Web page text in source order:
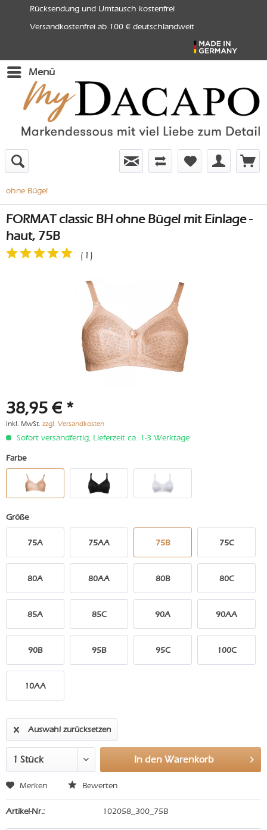
Rücksendung und Umtausch kostenfrei
Versandkostenfrei ab 100 € deutschlandweit
Menü
ohne Bügel
FORMAT classic BH ohne Bügel mit Einlage -
haut, 75B
( 1 )
38,95 € *
inkl. MwSt. zzgl. Versandkosten
Sofort versandfertig, Lieferzeit ca. 1-3 Werktage
Farbe
Größe
75A 75AA 75B 75C
80A 80AA 80B 80C
85A 85C 90A 90AA
90B 95B 95C 100C
10AA
Auswahl zurücksetzen
In den Warenkorb
Merken Bewerten
Artikel-Nr.: 102058_300_75B